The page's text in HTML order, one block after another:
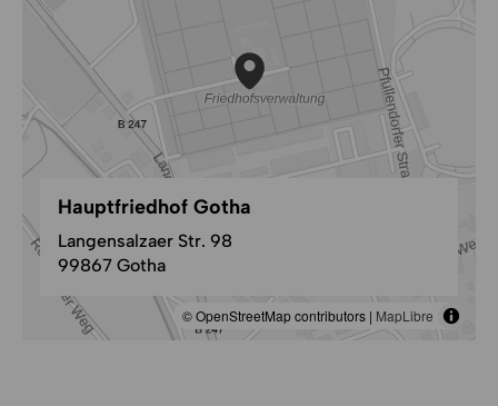
© OpenStreetMap contributors | MapLibre
Hauptfriedhof Gotha
Langensalzaer Str. 98
99867 Gotha